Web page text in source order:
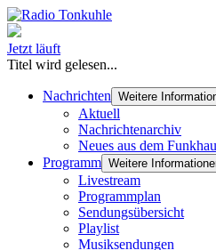
Jetzt läuft
Titel wird gelesen...
Nachrichten Weitere
Aktuell
Nachrichtenarchiv
Neues aus dem
Programm Weitere
Livestream
Programmplan
Sendungsübersicht
Playlist
Musiksendungen